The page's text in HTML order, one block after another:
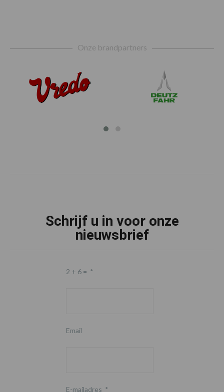
Onze brandpartners
Schrijf u in voor onze
nieuwsbrief
2 + 6 = *
Email
E-mailadres *